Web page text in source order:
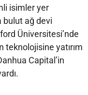
isimler yer
bulut ağ devi
Üniversitesi’nde
yatırım
Capital’in